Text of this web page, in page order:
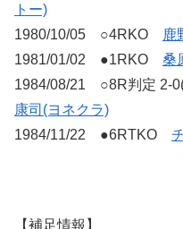
トー)
1980/10/05 ○4RKO
鹿
1981/01/02 ●1RKO 桑
1984/08/21 ○8R判定 2-
康司(ヨネクラ)
1984/11/22 ●6RTKO
【補足情報】